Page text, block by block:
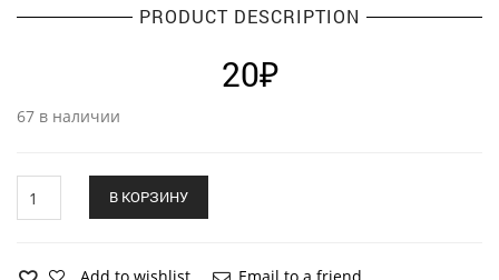
PRODUCT DESCRIPTION
20₽
67 в наличии
одноконт.
quantity
В КОРЗИНУ